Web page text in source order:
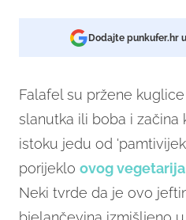
Dodajte punkufer.hr
Falafel su pržene
slanutka ili boba i začina
istoku jedu od
porijeklo ovog
Neki tvrde da je ovo